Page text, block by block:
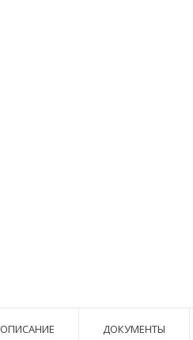
ОПИСАНИЕ ДОКУМЕНТЫ